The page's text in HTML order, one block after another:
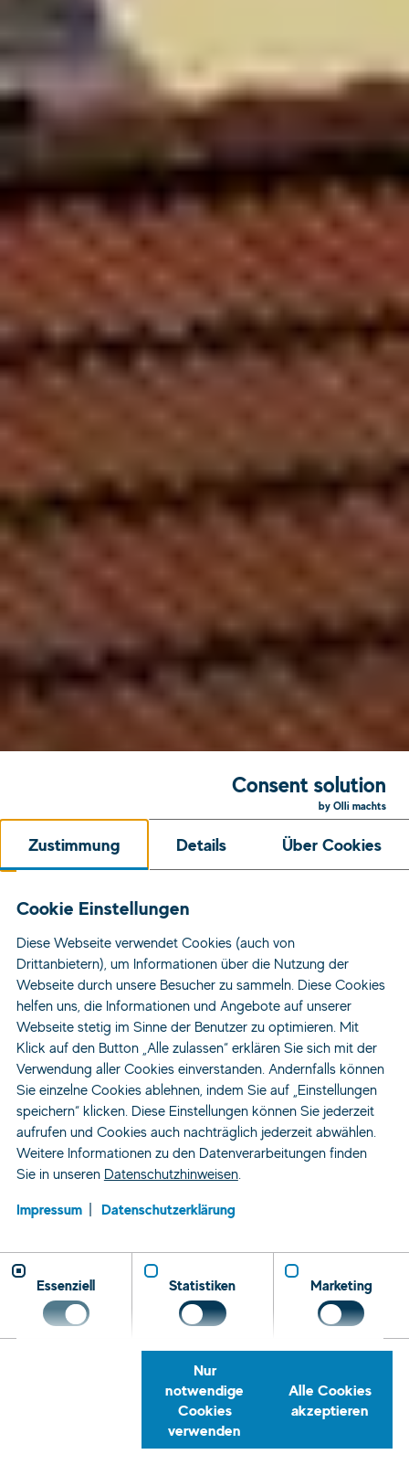
Zeitarbeit und Personaldienstleistung
Personalvermittlung
Rückrufservice
Telefon E-
Consent solution
by Olli machts
Zustimmung Details Über Cookies
Cookie Einstellungen
Diese Webseite verwendet Cookies (auch von
Drittanbietern), um Informationen über die Nutzung der
Webseite durch unsere Besucher zu sammeln. Diese Cookies
helfen uns, die Informationen und Angebote auf unserer
Webseite stetig im Sinne der Benutzer zu optimieren. Mit
Klick auf den Button „Alle zulassen“ erklären Sie sich mit der
Verwendung aller Cookies einverstanden. Andernfalls können
Sie einzelne Cookies ablehnen, indem Sie auf „Einstellungen
speichern“ klicken. Diese Einstellungen können Sie jederzeit
aufrufen und Cookies auch nachträglich jederzeit abwählen.
Weitere Informationen zu den Datenverarbeitungen finden
Sie in unseren Datenschutzhinweisen.
Impressum
Datenschutzerklärung
Essenziell Statistiken Marketing
Nur
notwendige
Cookies
verwenden
Alle Cookies
akzeptieren